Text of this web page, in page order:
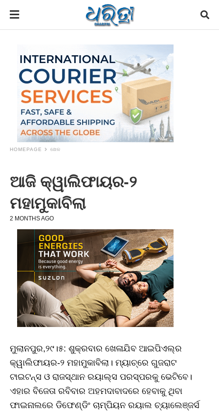
HOMEPAGE ଖେଳ
ଆଜି କ୍ୱାଲିଫାୟର-୨
ମହାମୁକାବିଲା
2 MONTHS AGO
ମୁଲାନପୁର,୨୯।୫: ଶୁକ୍ରବାର ଖେଳାଯିବ ଆଇପିଏଲ୍‌ର
କ୍ୱାଲିଫାୟର-୨ ମହାମୁକାବିଲା। ମ୍ୟାଚ୍‌ରେ ଗୁଜରାଟ
ଟାଇଟନ୍ସ ଓ ରାଜସ୍ଥାନ ରୟାଲ୍ସ ପରସ୍ପରକୁ ଭେଟିବେ।
ଏହାର ବିଜେତା ରବିବାର ଅହମଦାବାଦରେ ହେବାକୁ ଥିବା
ଫାଇନାଲରେ ଡିଫେଣ୍ଡିଂ ଚାମ୍ପିୟନ ରୟାଲ ଚ୍ୟାଲେଞ୍ଜର୍ସ